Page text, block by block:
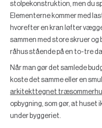
stolpekonstruktion, men du
Elementerne kommer med
hvorefter en kran løfter
sammen med store skruer og
råhus stående på en to-tre
Når man gør det samlede
koste det samme eller en
arkitekttegnet
opbygning, som gør, at huset
under byggeriet.